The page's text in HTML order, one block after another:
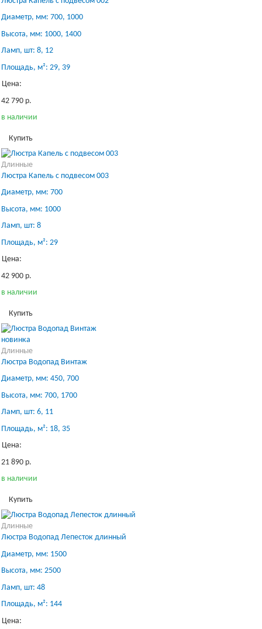
Диаметр, мм: 700, 1000
Высота, мм: 1000, 1400
Ламп, шт: 8, 12
Площадь, м²: 29, 39
Цена:
42 790 р.
в наличии
Купить
Длинные
Люстра Капель с подвесом 003
Диаметр, мм: 700
Высота, мм: 1000
Ламп, шт: 8
Площадь, м²: 29
Цена:
42 900 р.
в наличии
Купить
новинка
Длинные
Люстра Водопад Винтаж
Диаметр, мм: 450, 700
Высота, мм: 700, 1700
Ламп, шт: 6, 11
Площадь, м²: 18, 35
Цена:
21 890 р.
в наличии
Купить
Длинные
Люстра Водопад Лепесток длинный
Диаметр, мм: 1500
Высота, мм: 2500
Ламп, шт: 48
Площадь, м²: 144
Цена: